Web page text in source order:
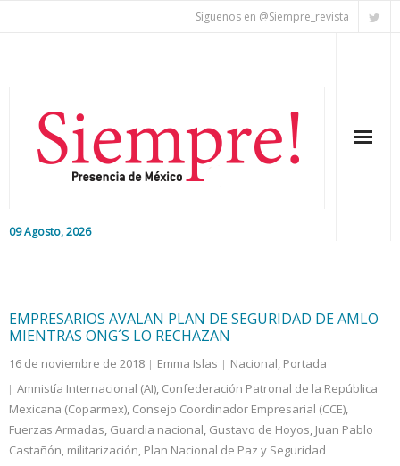
Síguenos en @Siempre_revista
09 Agosto, 2026
Colaboradores
Internacional
EMPRESARIOS AVALAN PLAN DE SEGURIDAD DE AMLO
MIENTRAS ONG´S LO RECHAZAN
16 de noviembre de 2018 Emma Islas Nacional, Portada
Amnistía Internacional (AI), Confederación Patronal de la República
Mexicana (Coparmex), Consejo Coordinador Empresarial (CCE),
Fuerzas Armadas, Guardia nacional, Gustavo de Hoyos, Juan Pablo
Castañón, militarización, Plan Nacional de Paz y Seguridad